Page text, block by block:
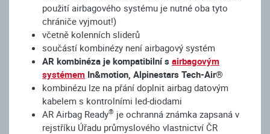
použití airbagového systému je nutné oba tyto
chrániče vyjmout!)
včetně kolenních sliderů
součástí kombinézy není airbagový systém
AR kombinéza je kompatibilní s airbagovým
systémem In&motion, Alpinestars Tech-Air®
kombinézu lze na přání doplnit airbag datovým
kabelem s kontrolními led-diodami
AR Airbag Ready® je ochranná známka zapsaná v
rejstříku Úřadu průmyslového vlastnictví ČR